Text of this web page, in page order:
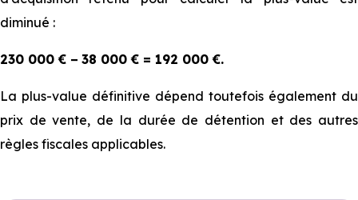
diminué :
230 000 € − 38 000 € = 192 000 €.
La plus-value définitive dépend toutefois également du
prix de vente, de la durée de détention et des autres
règles fiscales applicables.